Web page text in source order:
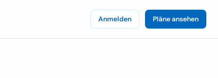
Anmelden Pläne ansehen